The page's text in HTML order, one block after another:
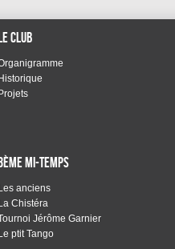
Le club
Historique
Projets
mi-temps
Les anciens
La Chistéra
Jérôme Garnier
Le ptit Tango